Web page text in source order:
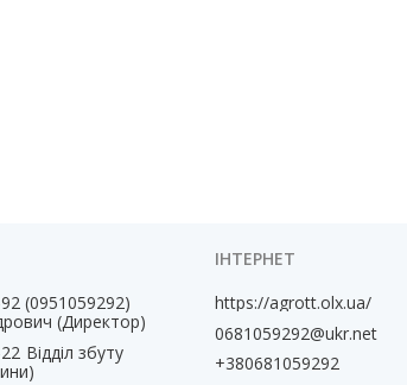
0951059292
(Директор)
Відділ збуту
https://agrott.olx.ua/
0681059292@ukr.net
+380681059292